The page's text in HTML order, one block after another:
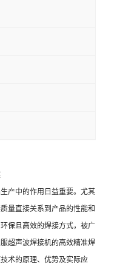
产中的作用日益重要。尤其
量直接关系到产品的性能和
保且高效的焊接方式，被广
超声波焊接机的高效精准焊
术的原理、优势及实际应